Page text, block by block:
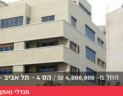
החל מ-4,000,000
₪
/ הס 4 - תל אביב - יפו
מגדלי נאמן VIP